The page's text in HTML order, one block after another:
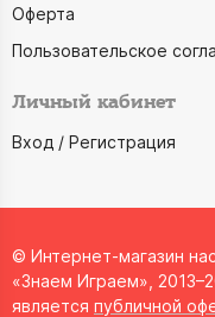
Оферта
Пользовательское
Личный кабинет
Вход / Регистрация
© Интернет-магазин
«Знаем Играем»,
является публичной